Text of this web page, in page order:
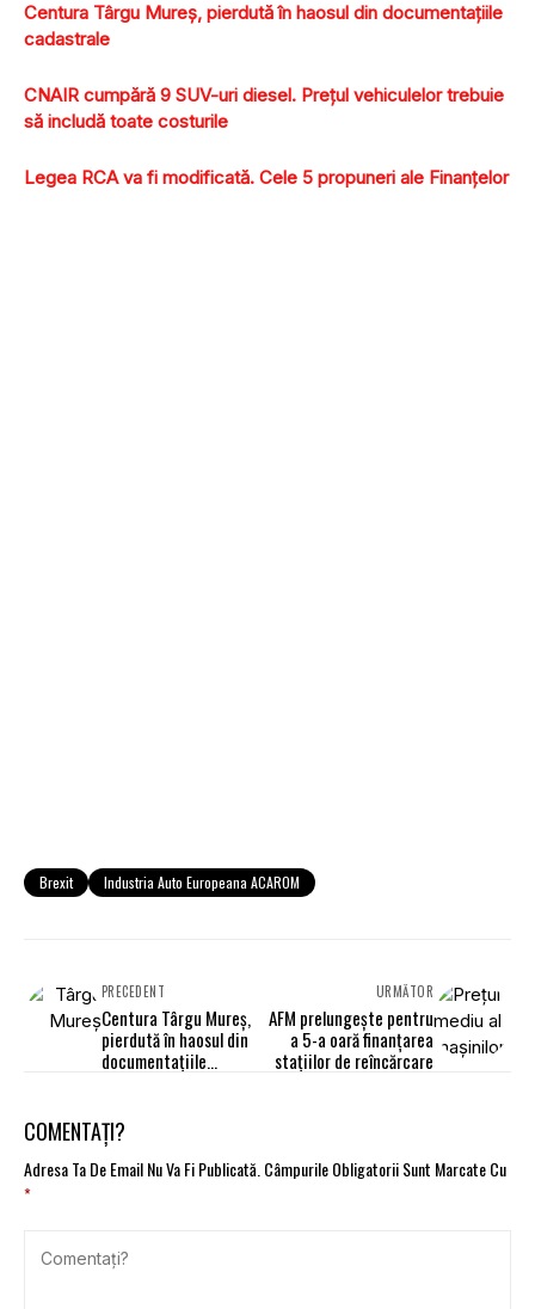
Centura Târgu Mureş, pierdută în haosul din documentaţiile
cadastrale
CNAIR cumpără 9 SUV-uri diesel. Preţul vehiculelor trebuie
să includă toate costurile
Legea RCA va fi modificată. Cele 5 propuneri ale Finanţelor
Brexit Industria Auto Europeana ACAROM
PRECEDENT
Centura Târgu Mureş,
pierdută în haosul din
documentaţiile
URMĂTOR
AFM prelungeşte pentru
a 5-a oară finanţarea
staţiilor de reîncărcare
COMENTAȚI?
Adresa Ta De Email Nu Va Fi Publicată.Câmpurile Obligatorii Sunt Marcate Cu
*